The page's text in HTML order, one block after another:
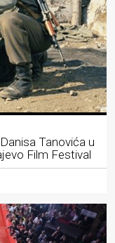
Tanovića u
Film Festival